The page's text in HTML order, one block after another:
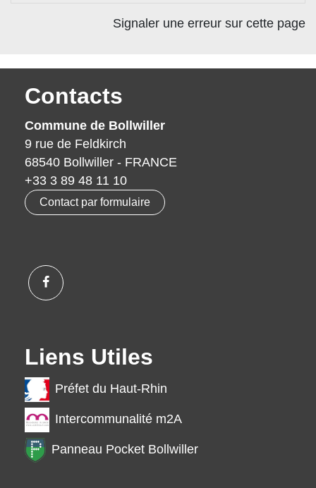
Signaler une erreur sur cette page
Contacts
Commune de Bollwiller
9 rue de Feldkirch
68540 Bollwiller - FRANCE
+33 3 89 48 11 10
Contact par formulaire
Liens Utiles
Préfet du Haut-Rhin
Intercommunalité m2A
Panneau Pocket Bollwiller